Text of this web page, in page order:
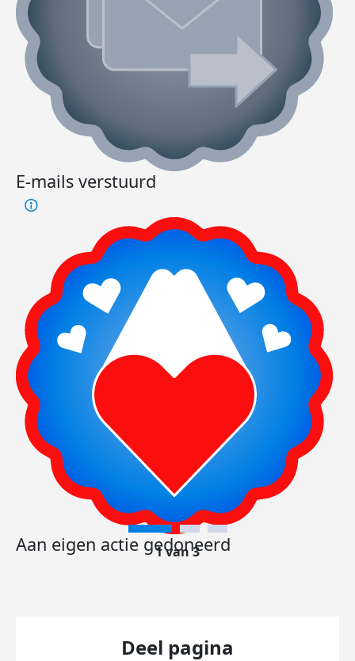
E-mails verstuurd
Aan eigen actie gedoneerd
1 van 3
Deel pagina